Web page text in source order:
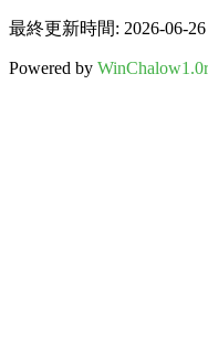
最終更新時間: 2026-06-26
Powered by